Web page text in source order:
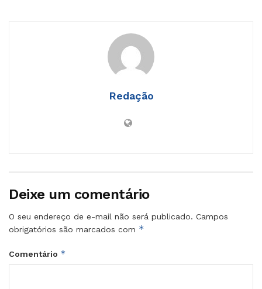
Redação
Deixe um comentário
O seu endereço de e-mail não será publicado. Campos
obrigatórios são marcados com *
Comentário *